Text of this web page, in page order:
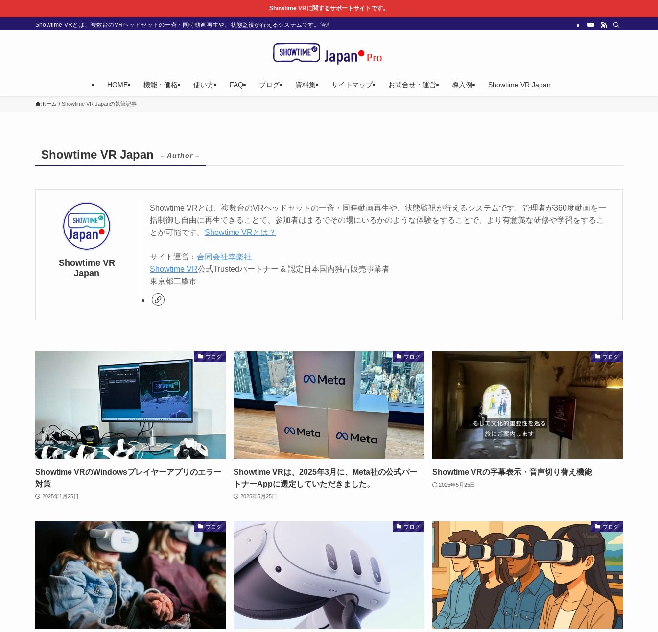
Showtime VRに関するサポートサイトです。
Showtime VRとは、複数台のVRヘッドセットの一斉・同時動画再生や、状態監視が行えるシステムです。管理者が360度動画を一括制御し自由に再生できることで、参加者はまるでその場にいるかのような研修や学習をすることが
HOME 機能・価格 使い方 FAQ ブログ 資料集 サイトマップ お問合せ・運営 導入例 Showtime VR Japan
ホーム Showtime VR Japanの執筆記事
Showtime VR Japan – Author –
Showtime VR
Japan
Showtime VRとは、複数台のVRヘッドセットの一斉・同時動画再生や、状態監視が行えるシステムです。管理者が360度動画を一
括制御し自由に再生できることで、参加者はまるでその場にいるかのような体験をすることで、より有意義な研修や学習をするこ
とが可能です。 Showtime VRとは？
サイト運営： 合同会社幸楽社
Showtime VR公式Trustedパートナー & 認定日本国内独占販売事業者
東京都三鷹市
ブログ
Showtime VRのWindowsプレイヤーアプリのエラー
対策
2025年1月25日
ブログ
Showtime VRは、2025年3月に、Meta社の公式パー
トナーAppに選定していただきました。
2025年5月25日
ブログ
Showtime VRの字幕表示・音声切り替え機能
2025年5月25日
ブログ ブログ ブログ